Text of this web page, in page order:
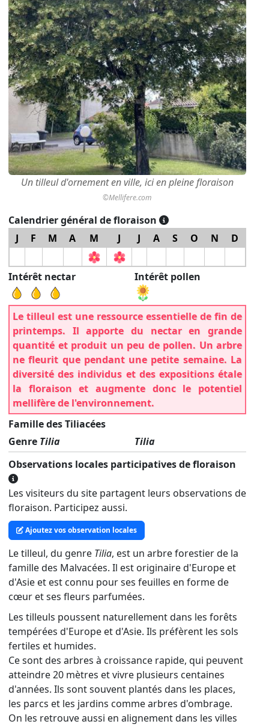
Le tilleul, du genre Tilia, est un arbre forestier de la
famille des Malvacées. Il est originaire d'Europe et
d'Asie et est connu pour ses feuilles en forme de
cœur et ses fleurs parfumées.
Les tilleuls poussent naturellement dans les forêts
tempérées d'Europe et d'Asie. Ils préfèrent les sols
fertiles et humides.
Ce sont des arbres à croissance rapide, qui peuvent
atteindre 20 mètres et vivre plusieurs centaines
d'années. Ils sont souvent plantés dans les places,
les parcs et les jardins comme arbres d'ombrage.
On les retrouve aussi en alignement dans les villes
Un tilleul d'ornement en ville, ici en pleine floraison
©Mellifere.com
Calendrier général de floraison
J
F M A M J J A S O N D
Intérêt nectar Intérêt pollen
Le tilleul est une ressource essentielle de fin de
printemps. Il apporte du nectar en grande
quantité et produit un peu de pollen. Un arbre
ne fleurit que pendant une petite semaine. La
diversité des individus et des expositions étale
la floraison et augmente donc le potentiel
mellifère de l'environnement.
Famille des Tiliacées
Genre Tilia
Tilia
Observations locales participatives de floraison
Les visiteurs du site partagent leurs observations de
floraison. Participez aussi.
Ajoutez vos observation locales